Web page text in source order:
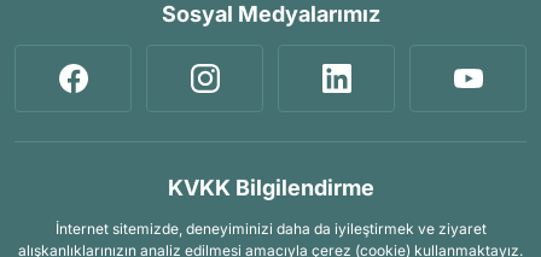
Sosyal Medyalarımız
KVKK Bilgilendirme
İnternet sitemizde, deneyiminizi daha da iyileştirmek ve ziyaret
alışkanlıklarınızın analiz edilmesi amacıyla çerez (cookie) kullanmaktayız.